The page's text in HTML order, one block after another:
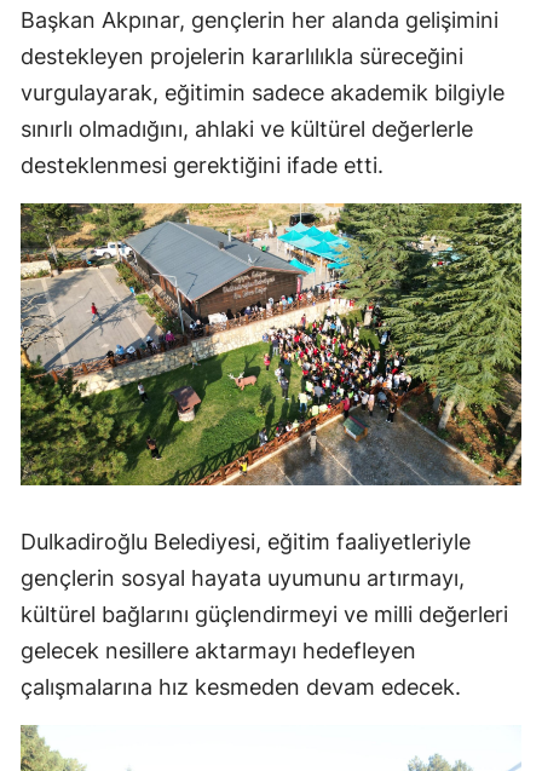
Başkan Akpınar, gençlerin her alanda gelişimini
destekleyen projelerin kararlılıkla süreceğini
vurgulayarak, eğitimin sadece akademik bilgiyle
sınırlı olmadığını, ahlaki ve kültürel değerlerle
desteklenmesi gerektiğini ifade etti.
Dulkadiroğlu Belediyesi, eğitim faaliyetleriyle
gençlerin sosyal hayata uyumunu artırmayı,
kültürel bağlarını güçlendirmeyi ve milli değerleri
gelecek nesillere aktarmayı hedefleyen
çalışmalarına hız kesmeden devam edecek.